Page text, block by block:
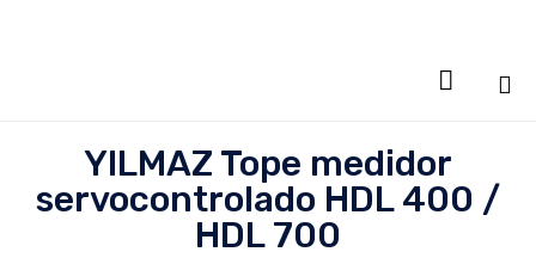

YILMAZ Tope medidor
servocontrolado HDL 400 /
HDL 700